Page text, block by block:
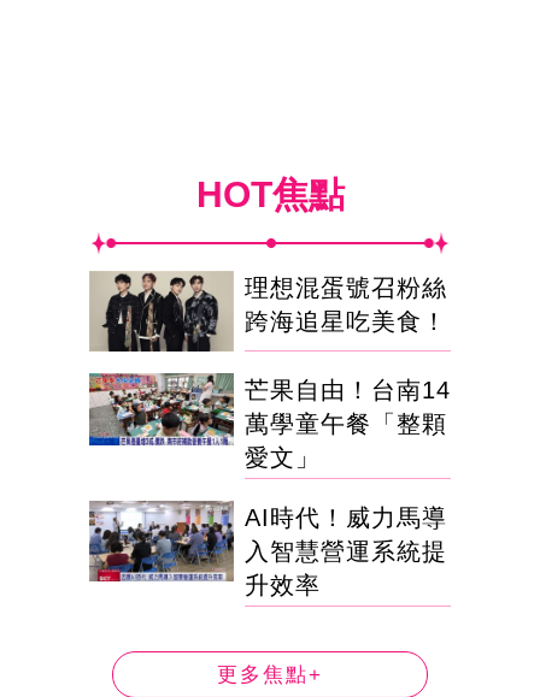
HOT焦點
理想混蛋號召粉絲
跨海追星吃美食！
芒果自由！台南14
萬學童午餐「整顆
愛文」
AI時代！威力馬導
入智慧營運系統提
升效率
更多焦點+